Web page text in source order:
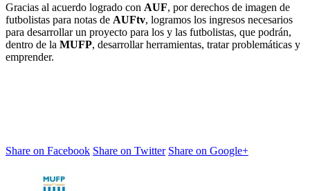
Gracias al acuerdo logrado con AUF, por derechos de imagen de
futbolistas para notas de AUFtv, logramos los ingresos necesarios
para desarrollar un proyecto para los y las futbolistas, que podrán,
dentro de la MUFP, desarrollar herramientas, tratar problemáticas y
emprender.
Share on Facebook Share on Twitter Share on Google+